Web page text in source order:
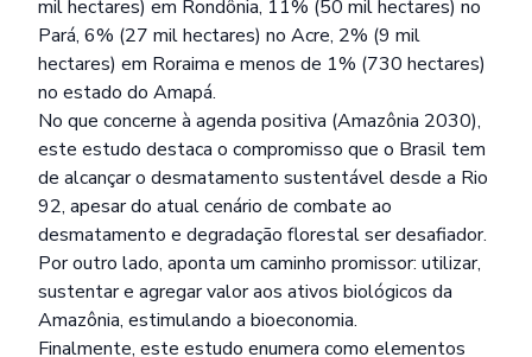
mil hectares) em Rondônia, 11% (50 mil hectares) no
Pará, 6% (27 mil hectares) no Acre, 2% (9 mil
hectares) em Roraima e menos de 1% (730 hectares)
no estado do Amapá.
No que concerne à agenda positiva (Amazônia 2030),
este estudo destaca o compromisso que o Brasil tem
de alcançar o desmatamento sustentável desde a Rio
92, apesar do atual cenário de combate ao
desmatamento e degradação florestal ser desafiador.
Por outro lado, aponta um caminho promissor: utilizar,
sustentar e agregar valor aos ativos biológicos da
Amazônia, estimulando a bioeconomia.
Finalmente, este estudo enumera como elementos